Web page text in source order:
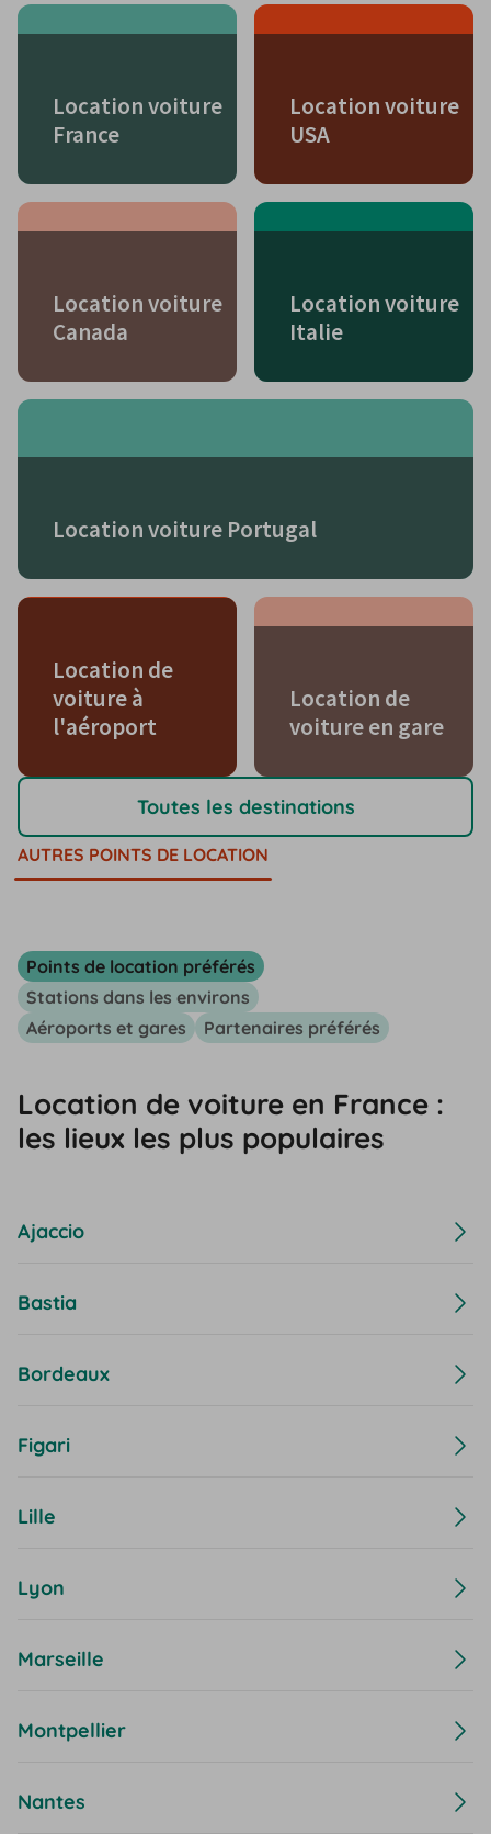
Location voiture
France
Location voiture
USA
Location voiture
Canada
Location voiture
Italie
Location voiture Portugal
Location de
voiture à
l'aéroport
Location de
voiture en gare
Toutes les destinations
AUTRES POINTS DE LOCATION
Points de location préférés
Stations dans les environs
Aéroports et gares
Partenaires préférés
Location de voiture en France :
les lieux les plus populaires
Ajaccio
Bastia
Bordeaux
Figari
Lille
Lyon
Marseille
Montpellier
Nantes